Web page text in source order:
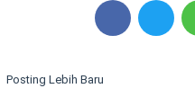
Posting Lebih Baru